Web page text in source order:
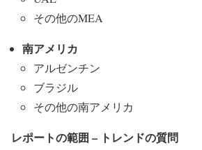
その他のMEA
南アメリカ
アルゼンチン
ブラジル
その他の南アメリカ
レポートの範囲 – トレンドの質問